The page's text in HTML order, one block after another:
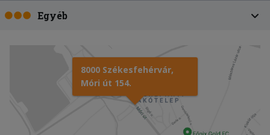
Egyéb
8000 Székesfehérvár,
Móri út 154.